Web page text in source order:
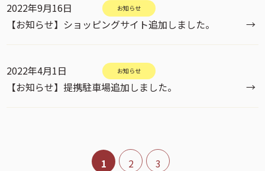
2022年9月16日 お知らせ
【お知らせ】ショッピングサイト追加しました。 →
2022年4月1日 お知らせ
【お知らせ】提携駐車場追加しました。 →
1 2 3